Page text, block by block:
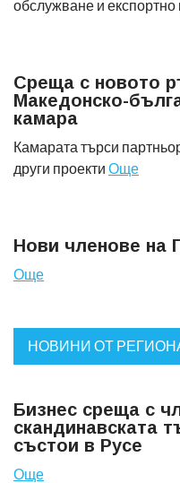
обслужване и експортно
Среща с новото
Македонско-
камара
Камарата търси
други проекти Още
Нови членове на
Още
НОВИНИ ОТ
Бизнес среща с
скандинавската
състои в Русе
Още